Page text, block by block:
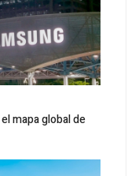
mapa global de